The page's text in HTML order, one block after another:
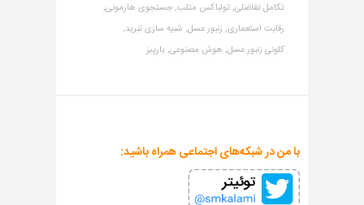
تکامل تفاضلی,تولباکس متلب,جستجوی هارمونی,
رقابت استعماری, زنبور عسل, شبیه سازی تبرید,
کلونی زنبور عسل, هوش مصنوعی, یارپیز
با من در شبکه‌های اجتماعی همراه باشید: